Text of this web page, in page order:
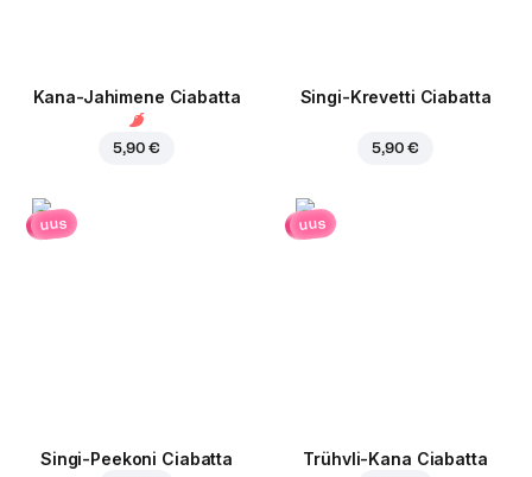
Kana-Jahimene Ciabatta
5,90 €
Singi-Krevetti Ciabatta
5,90 €
uus
Singi-Peekoni Ciabatta
uus
Trühvli-Kana Ciabatta